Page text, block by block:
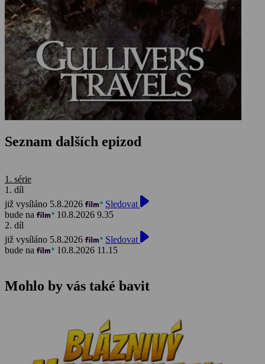
Seznam dalších epizod
1. série
1. díl
již vysíláno 5.8.2026
Sledovat
bude na
10.8.2026 9.35
2. díl
již vysíláno 5.8.2026
Sledovat
bude na
10.8.2026 11.15
Mohlo by vás také bavit